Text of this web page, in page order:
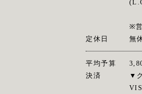
※
定休日
無
平均予算
決済
▼